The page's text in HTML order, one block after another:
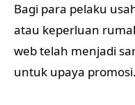
Bagi para pelaku
atau keperluan
web telah menjadi
untuk upaya promosi.